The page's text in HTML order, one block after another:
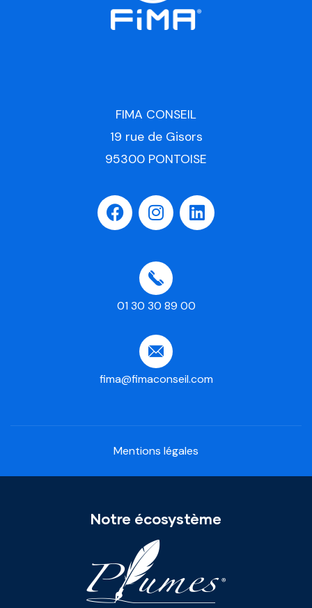
FIMA CONSEIL
19 rue de Gisors
95300 PONTOISE
01 30 30 89 00
fima@fimaconseil.com
Mentions légales
Notre écosystème